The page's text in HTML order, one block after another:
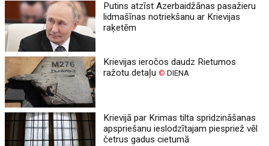
Putins atzīst Azerbaidžānas pasažieru
lidmašīnas notriekšanu ar Krievijas
raķetēm
Krievijas ieročos daudz Rietumos
ražotu detaļu© DIENA
Krievijā par Krimas tilta spridzināšanas
apspriešanu ieslodzītajam piespriež vēl
četrus gadus cietumā